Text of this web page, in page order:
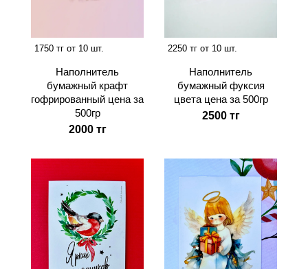
1750 тг от 10 шт.
Наполнитель
бумажный крафт
гофрированный цена за
500гр
2000 тг
2250 тг от 10 шт.
Наполнитель
бумажный фуксия
цвета цена за 500гр
2500 тг